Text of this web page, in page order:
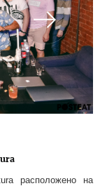
расположено на